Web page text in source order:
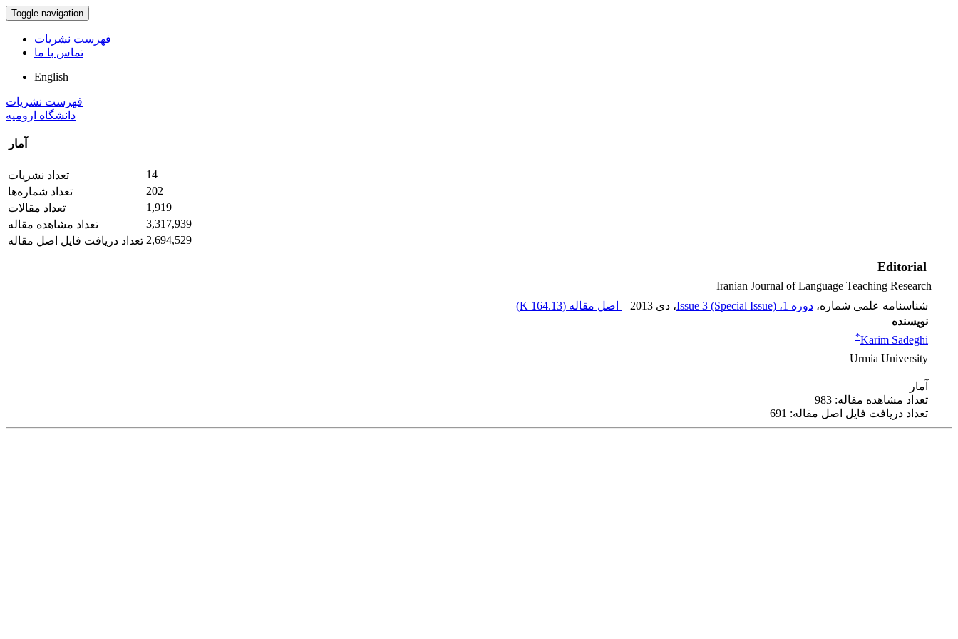
Toggle navigation
فهرست نشریات
تماس با ما
English
فهرست نشریات
دانشگاه ارومیه
آمار
تعداد نشریات
14
تعداد شماره‌ها
202
تعداد مقالات
1,919
تعداد مشاهده مقاله
3,317,939
تعداد دریافت فایل اصل مقاله 2,694,529
Editorial
Iranian Journal of Language Teaching Research
شناسنامه علمی شماره، دوره 1، Issue 3 (Special Issue) ، دی 2013 اصل مقاله (164.13 K
)
نویسنده
Karim Sadeghi
*
Urmia University
آمار
تعداد مشاهده مقاله: 983
تعداد دریافت فایل اصل مقاله: 691